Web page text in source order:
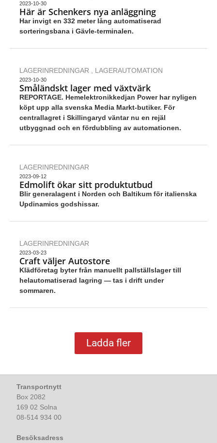
2023-10-30
Här är Schenkers nya anläggning
Har invigt en 332 meter lång automatiserad
sorteringsbana i Gävle-terminalen.
LAGERINREDNINGAR , LAGERAUTOMATION
2023-10-30
Småländskt lager med växtvärk
REPORTAGE. Hemelektronikkedjan Power har nyligen
köpt upp alla svenska Media Markt-butiker. För
centrallagret i Skillingaryd väntar nu en rejäl
utbyggnad och en fördubbling av automationen.
LAGERINREDNINGAR
2023-09-12
Edmolift ökar sitt produktutbud
Blir generalagent i Norden och Baltikum för italienska
Updinamics godshissar.
LAGERINREDNINGAR
2023-03-23
Craft väljer Autostore
Klädföretag byter från manuellt pallställslager till
helautomatiserad lagring — tas i drift under
sommaren.
Ladda fler
Transportnytt
Box 2082
169 02 Solna
08-514 934 00
Besöksadress